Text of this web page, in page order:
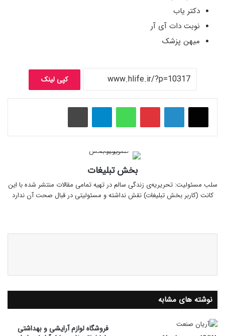
دکتر یاب
نوبت دات آی آر
میهن پزشک
کپی لینک
پینتریستواتس آپ تلگرام چاپ
بخش تبلیغات
سلب‌ مسئولیت: تحریریه‌ی زندگی سالم در تهیه‌ تمامی مقالات منتشر شده با این
کانت (کاربر بخش تبلیغات) نقش نداشته و مسئولیتی در قبال صحت آن ندارد
نوشته های مشابه
فروشگاه لوازم آرایشی و بهداشتی